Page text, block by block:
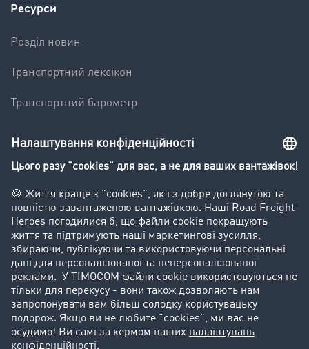
Ресурси
Pозділ новин
Транспортний лексікон
Транспортний барометр
Компанія
Kлієнт вербує клієнта
Історії успіху
Goodies
Підтримка
Підтримка